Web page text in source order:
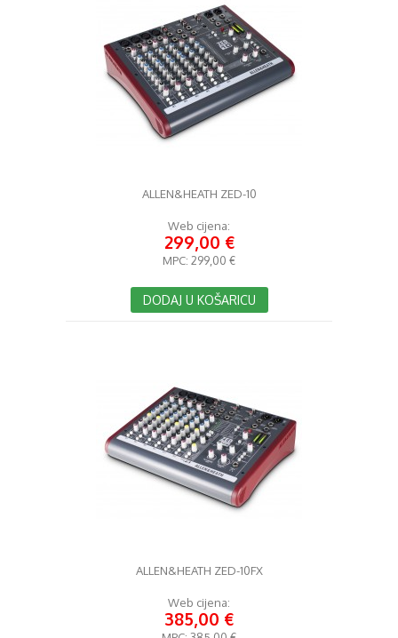
ALLEN&HEATH ZED-10
Web cijena:
299,00 €
MPC: 299,00 €
DODAJ U KOŠARICU
ALLEN&HEATH ZED-10FX
Web cijena:
385,00 €